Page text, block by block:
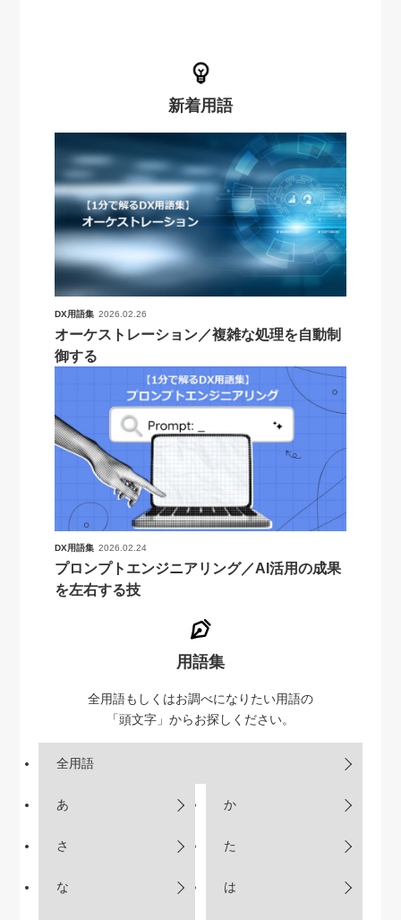
新着用語
DX用語集 2026.02.26
オーケストレーション／複雑な処理を自動制
御する
DX用語集 2026.02.24
プロンプトエンジニアリング／AI活用の成果
を左右する技
用語集
全用語もしくはお調べになりたい用語の
「頭文字」からお探しください。
全用語
あ か
さ た
な は